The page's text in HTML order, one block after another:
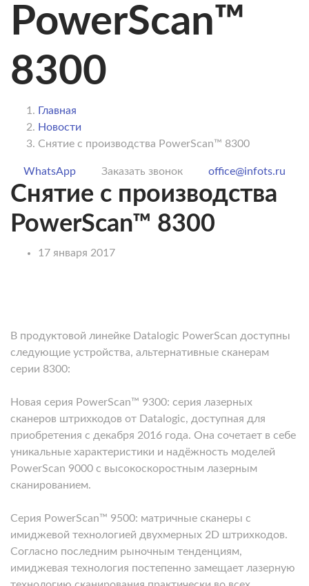
PowerScan™
8300
Главная
Новости
Снятие с производства PowerScan™ 8300
WhatsApp Заказать звонок office@infots.ru
Снятие с производства
PowerScan™ 8300
17 января 2017
В продуктовой линейке Datalogic PowerScan доступны
следующие устройства, альтернативные сканерам
серии 8300:
Новая серия PowerScan™ 9300: серия лазерных
сканеров штрихкодов от Datalogic, доступная для
приобретения с декабря 2016 года. Она сочетает в себе
уникальные характеристики и надёжность моделей
PowerScan 9000 с высокоскоростным лазерным
сканированием.
Серия PowerScan™ 9500: матричные сканеры с
имиджевой технологией двухмерных 2D штрихкодов.
Согласно последним рыночным тенденциям,
имиджевая технология постепенно замещает лазерную